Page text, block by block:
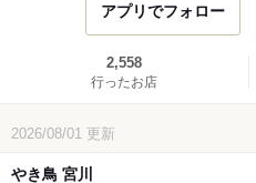
アプリでフォロー
2,558
行ったお店
2026/08/01 更新
やき鳥 宮川